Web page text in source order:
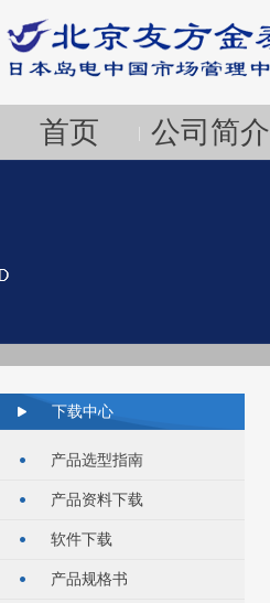
首页 | 公司简介
下载中心
产品选型指南
产品资料下载
软件下载
产品规格书